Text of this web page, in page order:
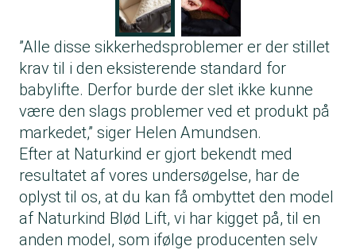
”Alle disse sikkerhedsproblemer er der stillet
krav til i den eksisterende standard for
babylifte. Derfor bur­­de der slet ikke kunne
være den slags problemer ved et produkt på
markedet,” siger Helen Amundsen.
Efter at Naturkind er gjort bekendt med
resultatet af vores undersøgelse, har de
oplyst til os, at du kan få ombyttet den model
af Naturkind Blød Lift, vi har kigget på, til en
anden model, som ifølge producenten selv